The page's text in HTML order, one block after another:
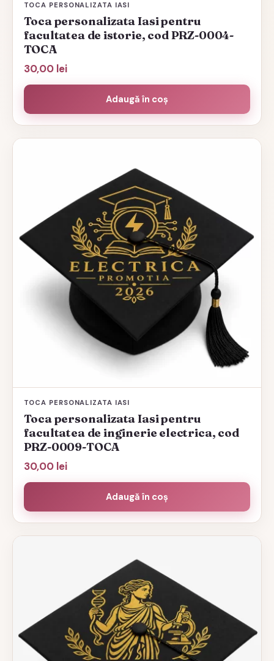
TOCA PERSONALIZATA IASI
Toca personalizata Iasi pentru
facultatea de istorie, cod PRZ-0004-
TOCA
30,00 lei
Adaugă în coș
TOCA PERSONALIZATA IASI
Toca personalizata Iasi pentru
facultatea de inginerie electrica, cod
PRZ-0009-TOCA
30,00 lei
Adaugă în coș